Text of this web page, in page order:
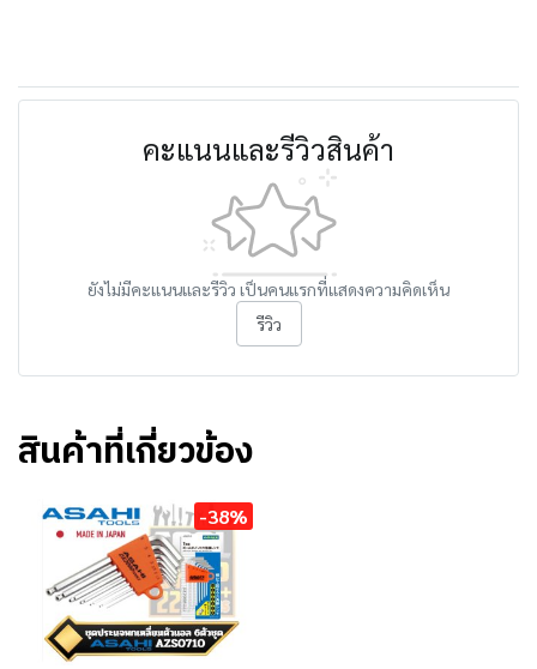
คะแนนและรีวิวสินค้า
ยังไม่มีคะแนนและรีวิว เป็นคนแรกที่แสดงความคิดเห็น
รีวิว
สินค้าที่เกี่ยวข้อง
-38%